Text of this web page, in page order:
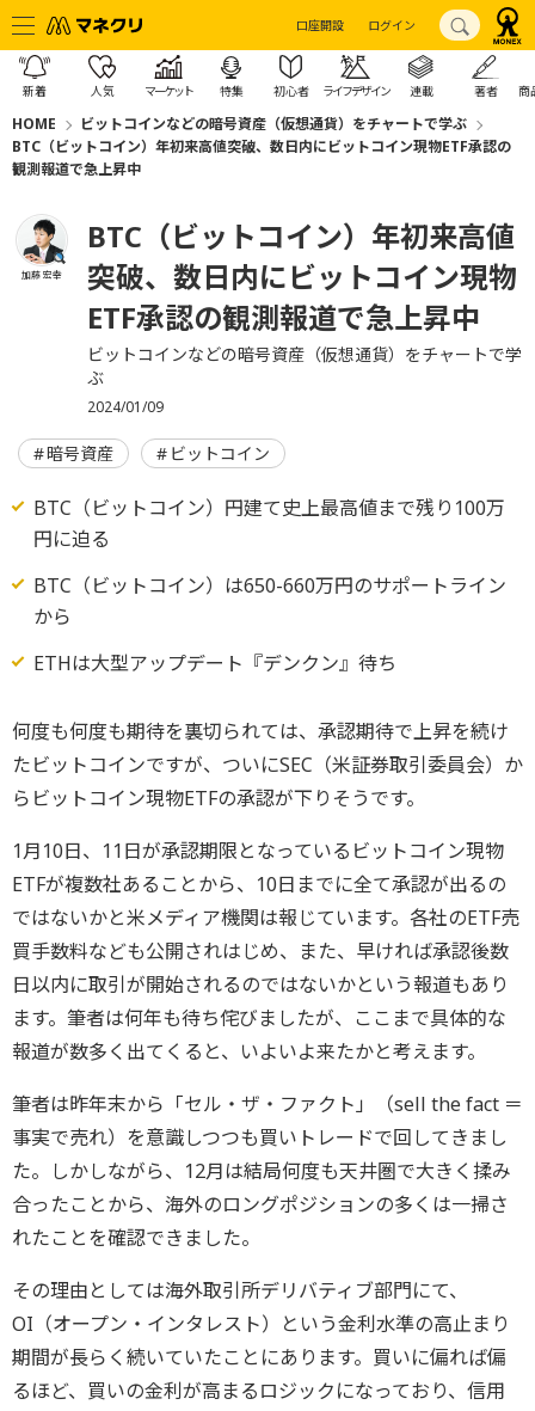
口座開設 ログイン
新着 人気 マーケット 特集 初心者 ライフデザイン 連載 著者 商
HOME
ビットコインなどの暗号資産（仮想通貨）をチャートで学ぶ
BTC（ビットコイン）年初来高値突破、数日内にビットコイン現物ETF承認の
観測報道で急上昇中
加藤 宏幸
BTC（ビットコイン）年初来高値
突破、数日内にビットコイン現物
ETF承認の観測報道で急上昇中
ビットコインなどの暗号資産（仮想通貨）をチャートで学
ぶ
2024/01/09
暗号資産 ビットコイン
BTC（ビットコイン）円建て史上最高値まで残り100万
円に迫る
BTC（ビットコイン）は650-660万円のサポートライン
から
ETHは大型アップデート『デンクン』待ち
何度も何度も期待を裏切られては、承認期待で上昇を続け
たビットコインですが、ついにSEC（米証券取引委員会）か
らビットコイン現物ETFの承認が下りそうです。
1月10日、11日が承認期限となっているビットコイン現物
ETFが複数社あることから、10日までに全て承認が出るの
ではないかと米メディア機関は報じています。各社のETF売
買手数料なども公開されはじめ、また、早ければ承認後数
日以内に取引が開始されるのではないかという報道もあり
ます。筆者は何年も待ち侘びましたが、ここまで具体的な
報道が数多く出てくると、いよいよ来たかと考えます。
筆者は昨年末から「セル・ザ・ファクト」（sell the fact ＝
事実で売れ）を意識しつつも買いトレードで回してきまし
た。しかしながら、12月は結局何度も天井圏で大きく揉み
合ったことから、海外のロングポジションの多くは一掃さ
れたことを確認できました。
その理由としては海外取引所デリバティブ部門にて、
OI（オープン・インタレスト）という金利水準の高止まり
期間が長らく続いていたことにあります。買いに偏れば偏
るほど、買いの金利が高まるロジックになっており、信用